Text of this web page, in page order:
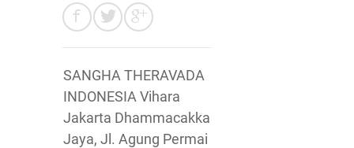
SANGHA THERAVADA
INDONESIA Vihara
Jakarta Dhammacakka
Jaya, Jl. Agung Permai